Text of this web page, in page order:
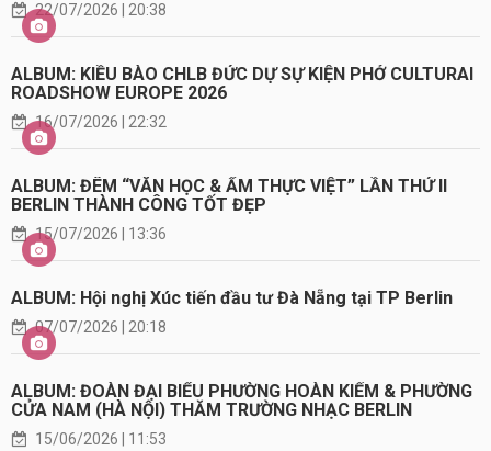
22/07/2026 | 20:38
ALBUM: KIỀU BÀO CHLB ĐỨC DỰ SỰ KIỆN PHỞ CULTURAI
ROADSHOW EUROPE 2026
16/07/2026 | 22:32
ALBUM: ĐÊM “VĂN HỌC & ẨM THỰC VIỆT” LẦN THỨ II
BERLIN THÀNH CÔNG TỐT ĐẸP
15/07/2026 | 13:36
ALBUM: Hội nghị Xúc tiến đầu tư Đà Nẵng tại TP Berlin
07/07/2026 | 20:18
ALBUM: ĐOÀN ĐẠI BIỂU PHƯỜNG HOÀN KIẾM & PHƯỜNG
CỬA NAM (HÀ NỘI) THĂM TRƯỜNG NHẠC BERLIN
15/06/2026 | 11:53